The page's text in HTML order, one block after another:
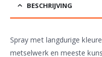
BESCHRIJVING
Spray met langdurige
metselwerk en meeste